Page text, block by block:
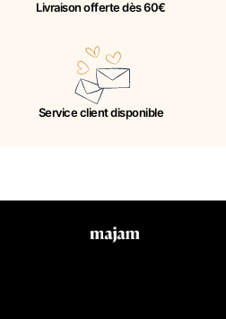
Livraison offerte dès 60€
Service client disponible